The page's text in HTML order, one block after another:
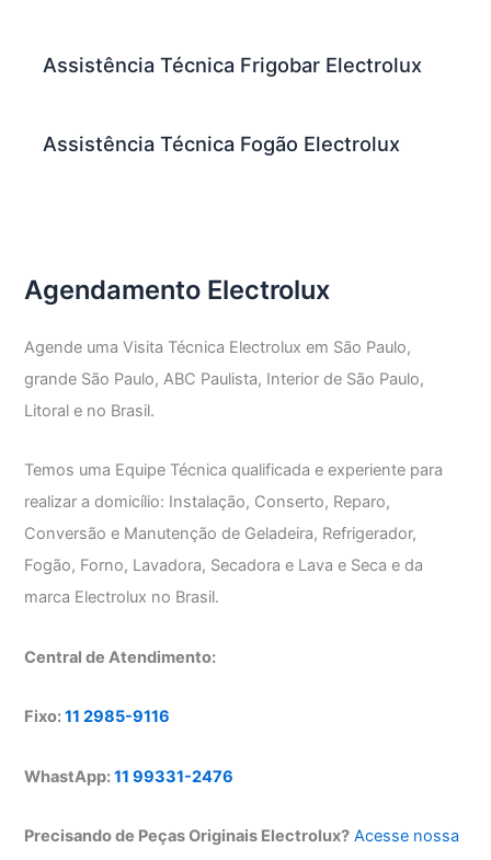
Assistência Técnica Frigobar Electrolux
Assistência Técnica Fogão Electrolux
Agendamento Electrolux
Agende uma Visita Técnica Electrolux em São Paulo,
grande São Paulo, ABC Paulista, Interior de São Paulo,
Litoral e no Brasil.
Temos uma Equipe Técnica qualificada e experiente para
realizar a domicílio: Instalação, Conserto, Reparo,
Conversão e Manutenção de Geladeira, Refrigerador,
Fogão, Forno, Lavadora, Secadora e Lava e Seca e da
marca Electrolux no Brasil.
Central de Atendimento:
Fixo:11 2985-9116
WhastApp:11 99331-2476
Precisando de Peças Originais Electrolux? Acesse nossa